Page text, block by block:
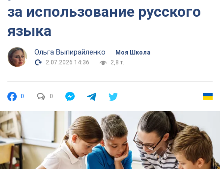
за использование русского
языка
Ольга Выпирайленко
Моя Школа
2.07.2026 14:36
2,8 т.
0 0